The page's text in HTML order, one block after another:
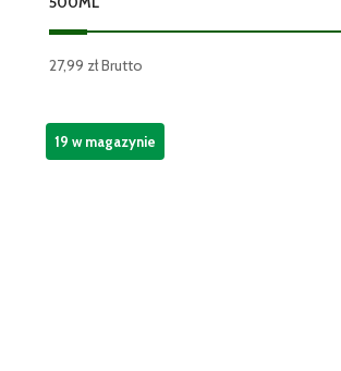
27,99 złBrutto
19 w magazynie